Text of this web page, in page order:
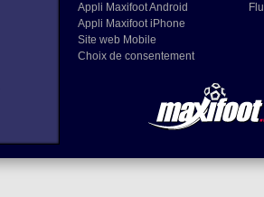
Appli Maxifoot Android
Appli Maxifoot iPhone
Site web Mobile
Choix de consentement